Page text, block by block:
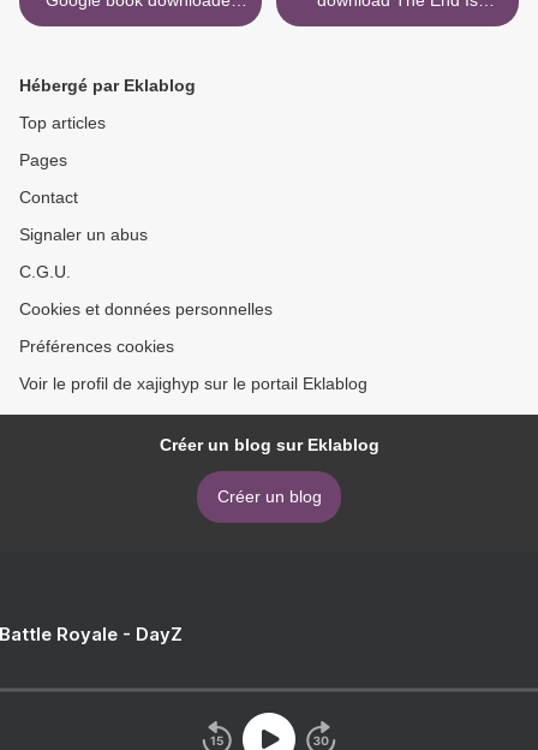
SOMNI D UNA NIT D
in Spanish
Always Near: Apocalyptic
Hébergé par Eklablog
Top articles
Pages
Contact
Signaler un abus
C.G.U.
Cookies et données personnelles
Préférences cookies
Voir le profil de xajighyp sur le portail Eklablog
Créer un blog sur Eklablog
Créer un blog
Royale - DayZ